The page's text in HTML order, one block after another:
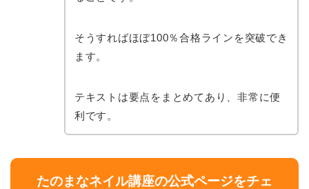
そうすればほぼ100％合格ラインを突破でき
ます。
テキストは要点をまとめてあり、非常に便
利です。
たのまなネイル講座の公式ページをチェ